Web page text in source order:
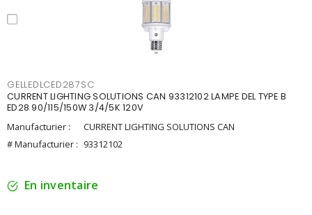
GELLEDLCED287SC
CURRENT LIGHTING SOLUTIONS CAN 93312102 LAMPE DEL TYPE B
ED28 90/115/150W 3/4/5K 120V
Manufacturier :
CURRENT LIGHTING SOLUTIONS CAN
# Manufacturier : 93312102
En inventaire